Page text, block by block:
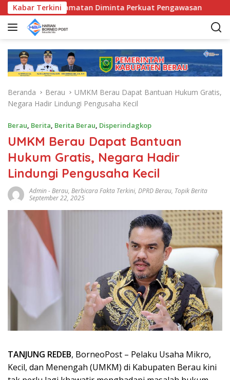
a
Kabar Terkini
Kecamatan Diminta Perkuat Pengawasan
Beranda Berau
UMKM Berau Dapat Bantuan Hukum Gratis,
Negara Hadir Lindungi Pengusaha Kecil
Berau, Berita, Berita Berau, Disperindagkop
UMKM Berau Dapat Bantuan
Hukum Gratis, Negara Hadir
Lindungi Pengusaha Kecil
Admin-Berau, Berbicara Fakta Terkini, DPRD Berau, Topik Berita
September 22, 2025
TANJUNG REDEB, BorneoPost – Pelaku Usaha Mikro,
Kecil, dan Menengah (UMKM) di Kabupaten Berau kini